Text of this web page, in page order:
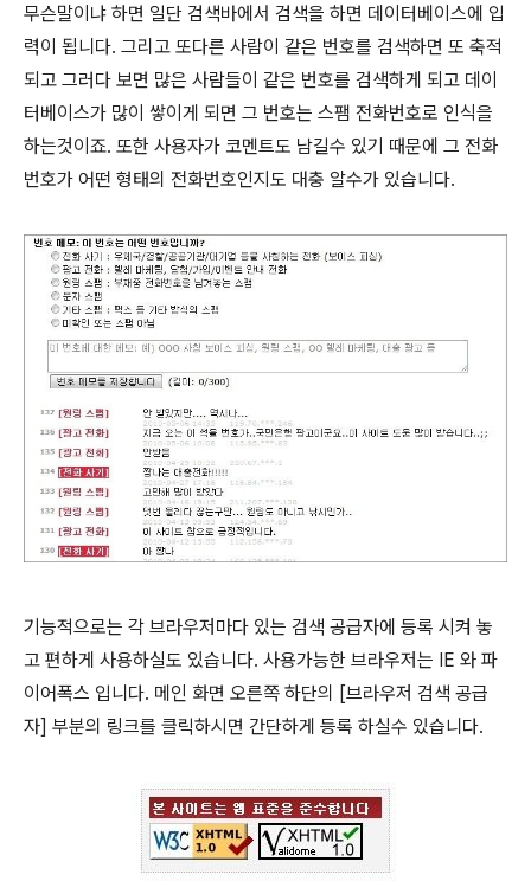
무슨말이냐 하면 일단 검색바에서 검색을 하면 데이터베이스에 입
력이 됩니다. 그리고 또다른 사람이 같은 번호를 검색하면 또 축적
되고 그러다 보면 많은 사람들이 같은 번호를 검색하게 되고 데이
터베이스가 많이 쌓이게 되면 그 번호는 스팸 전화번호로 인식을
하는것이죠. 또한 사용자가 코멘트도 남길수 있기 때문에 그 전화
번호가 어떤 형태의 전화번호인지도 대충 알수가 있습니다.
기능적으로는 각 브라우저마다 있는 검색 공급자에 등록 시켜 놓
고 편하게 사용하실도 있습니다. 사용가능한 브라우저는 IE 와 파
이어폭스 입니다. 메인 화면 오른쪽 하단의 [브라우저 검색 공급
자] 부분의 링크를 클릭하시면 간단하게 등록 하실수 있습니다.